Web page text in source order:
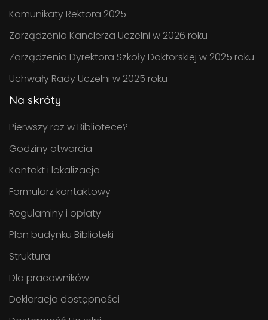
Komunikaty Rektora 2025
Zarządzenia Kanclerza Uczelni w 2026 roku
Zarządzenia Dyrektora Szkoły Doktorskiej w 2025 roku
Uchwały Rady Uczelni w 2025 roku
Na skróty
Pierwszy raz w Bibliotece?
Godziny otwarcia
Kontakt i lokalizacja
Formularz kontaktowy
Regulaminy i opłaty
Plan budynku Biblioteki
Struktura
Dla pracowników
Deklaracja dostępności